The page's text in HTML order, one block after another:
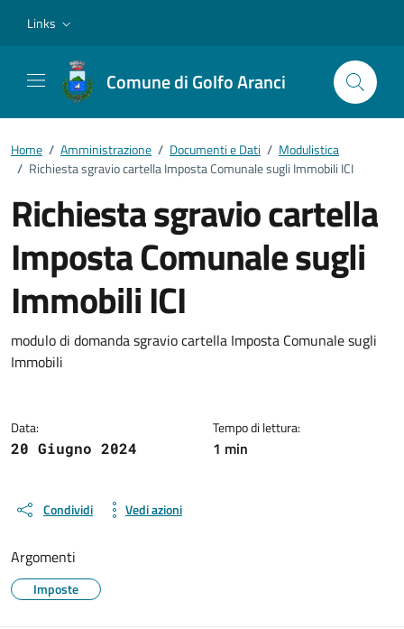
Links
Comune di Golfo Aranci
Home / Amministrazione / Documenti e Dati / Modulistica
/ Richiesta sgravio cartella Imposta Comunale sugli Immobili ICI
Richiesta sgravio cartella
Imposta Comunale sugli
Immobili ICI
Dettagli del documento
modulo di domanda sgravio cartella Imposta Comunale sugli
Immobili
Data:
20 Giugno 2024
Tempo di lettura:
1 min
Condividi Vedi azioni
Argomenti
Imposte